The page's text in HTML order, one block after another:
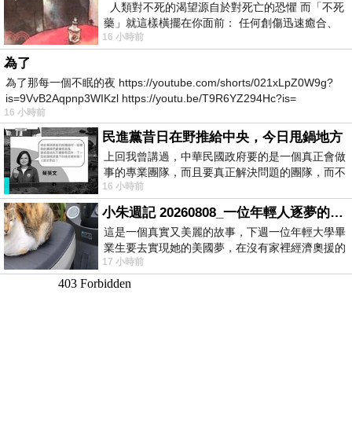
人類對不死的渴望源自於對死亡的恐懼 而「不死
藥」就這樣橫擺在你面前： 任何創傷迅速癒合、
停止衰老、痛覺消失…堪
16 小時前
為了
為了那每一個不眠的夜 https://youtube.com/shorts/021xLpZ0W9g?
is=9VvB2Aqpnp3WIKzl https://youtu.be/T9R6YZ294Hc?is=
16 小時前
民進黨昔日在野推給中央，今日甩鍋地方
上回我曾講過，中華民國政府要的是一個真正會做
事的專業團隊，而且要真正解決問題的團隊，而不
是只會到處甩鍋的雙標團隊，最近民進黨
16 小時前
小朱週記 20260808_一位年輕人逐夢的真實故事
這是一個真實又美麗的故事，下週一位年輕大學畢
業生要去實現她的美國夢，在沒有家裡經濟奧援的
情況下，靠著自我努力工作累積出國基
17 小時前